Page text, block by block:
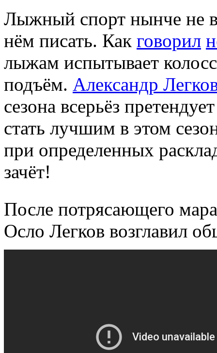
Лыжный спорт нынче не
нём писать. Как говорил
лыжам испытывает
подъём. Александр
сезона всерьёз
стать лучшим в этом
при определенных
зачёт!
После потрясающего
Осло Легков возглавил